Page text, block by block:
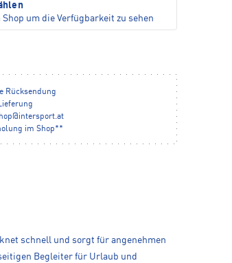
Shop um die Verfügbarkeit zu sehen
Rücksendung
@ intersport.at
im Shop**
schnell und sorgt für angenehmen
Begleiter für Urlaub und